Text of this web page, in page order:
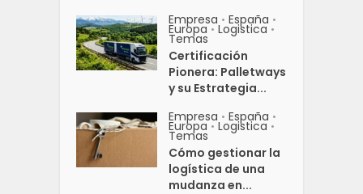
Empresa • España •
Europa • Logistica •
Temas
Certificación
Pionera: Palletways
y su Estrategia...
Empresa • España •
Europa • Logistica •
Temas
Cómo gestionar la
logística de una
mudanza en...